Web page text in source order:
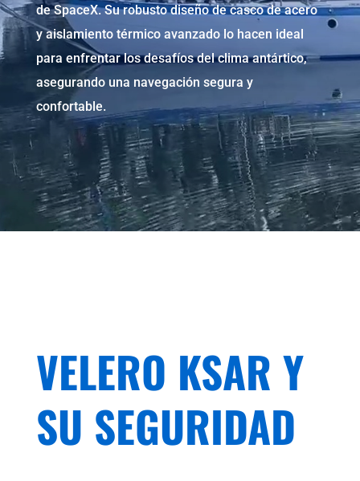
de SpaceX. Su robusto diseño de casco de acero
y aislamiento térmico avanzado lo hacen ideal
para enfrentar los desafíos del clima antártico,
asegurando una navegación segura y
confortable.
VELERO KSAR Y
SU SEGURIDAD